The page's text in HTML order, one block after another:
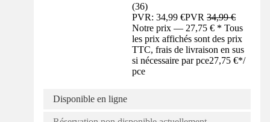
(36)
PVR: 34,99 €PVR34,99 €
Notre prix — 27,75 € * Tous
les prix affichés sont des prix
TTC, frais de livraison en sus
si nécessaire par pce27,75 €*/
pce
Disponible en ligne